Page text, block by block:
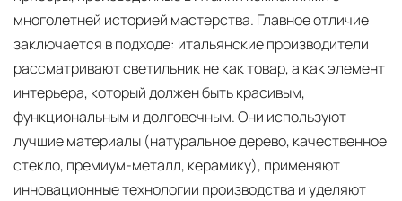
многолетней историей мастерства. Главное отличие
заключается в подходе: итальянские производители
рассматривают светильник не как товар, а как элемент
интерьера, который должен быть красивым,
функциональным и долговечным. Они используют
лучшие материалы (натуральное дерево, качественное
стекло, премиум-металл, керамику), применяют
инновационные технологии производства и уделяют